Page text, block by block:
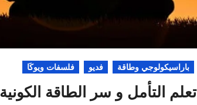
باراسيكولوجي وطاقة فديو فلسفات ويوكَا
تعلم التأمل و سر الطاقة الكونية